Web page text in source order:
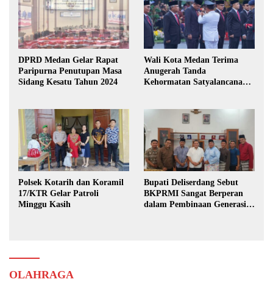
DPRD Medan Gelar Rapat
Paripurna Penutupan Masa
Sidang Kesatu Tahun 2024
Wali Kota Medan Terima
Anugerah Tanda
Kehormatan Satyalancana
Polsek Kotarih dan Koramil
17/KTR Gelar Patroli
Minggu Kasih
Bupati Deliserdang Sebut
BKPRMI Sangat Berperan
dalam Pembinaan Generasi
OLAHRAGA